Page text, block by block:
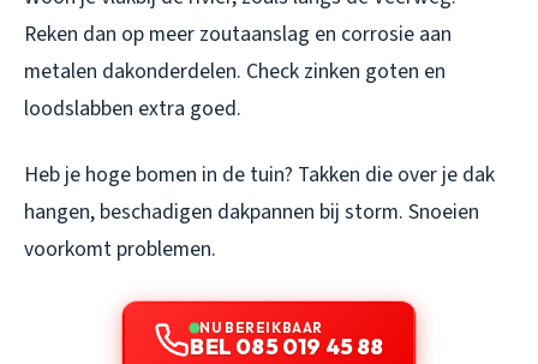
Reken dan op meer zoutaanslag en corrosie aan
metalen dakonderdelen. Check zinken goten en
loodslabben extra goed.
Heb je hoge bomen in de tuin? Takken die over je dak
hangen, beschadigen dakpannen bij storm. Snoeien
voorkomt problemen.
NU BEREIKBAAR
BEL 085 019 45 88